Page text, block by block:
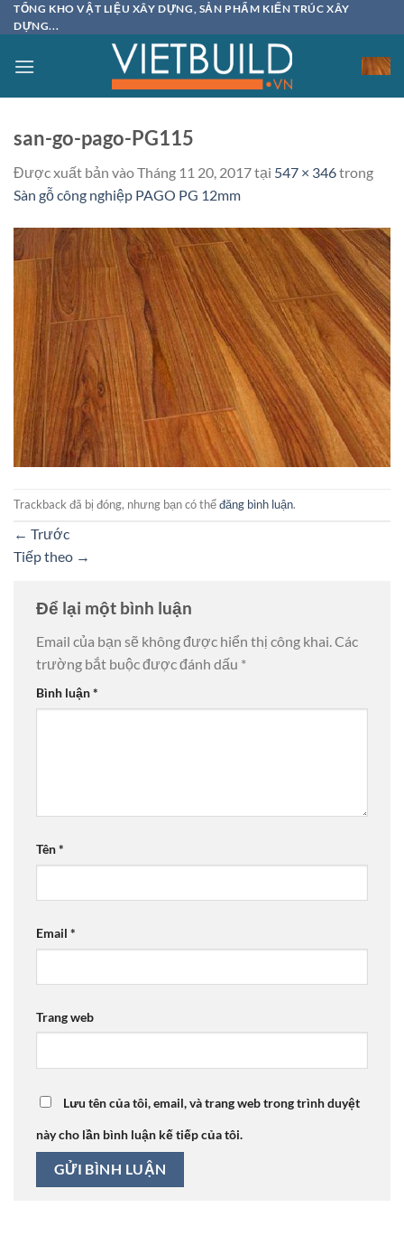
Bỏ
qua
dung
TỔNG KHO VẬT LIỆU XÂY DỰNG, SẢN PHẨM KIẾN TRÚC XÂY
DỰNG...
san-go-pago-PG115
Được xuất bản vàoTháng 11 20, 2017tại 547 × 346trong
Sàn gỗ công nghiệp PAGO PG 12mm
Trackback đã bị đóng, nhưng bạn có thểđăng bình luận.
← Trước
Tiếp theo →
Để lại một bình luận
Email của bạn sẽ không được hiển thị công khai.Các
trường bắt buộc được đánh dấu *
Bình luận*
Tên*
Email *
Trang web
Lưu tên của tôi, email, và trang web trong trình duyệt
này cho lần bình luận kế tiếp của tôi.